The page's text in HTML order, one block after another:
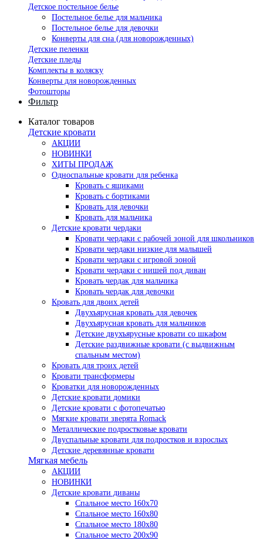
Детское постельное белье
Постельное белье для мальчика
Постельное белье для девочки
Конверты для сна (для новорожденных)
Детские пеленки
Детские пледы
Комплекты в коляску
Конверты для новорожденных
Фотошторы
Фильтр
Каталог товаров
Детские кровати
АКЦИИ
НОВИНКИ
ХИТЫ ПРОДАЖ
Односпальные кровати для ребенка
Кровать с ящиками
Кровать с бортиками
Кровать для девочки
Кровать для мальчика
Детские кровати чердаки
Кровати чердаки с рабочей зоной для школьников
Кровати чердаки низкие для малышей
Кровати чердаки с игровой зоной
Кровати чердаки с нишей под диван
Кровать чердак для мальчика
Кровать чердак для девочки
Кровать для двоих детей
Двухъярусная кровать для девочек
Двухъярусная кровать для мальчиков
Детские двухъярусные кровати со шкафом
Детские раздвижные кровати (с выдвижным
спальным местом)
Кровать для троих детей
Кровати трансформеры
Кроватки для новорожденных
Детские кровати домики
Детские кровати с фотопечатью
Мягкие кровати зверята Romack
Металлические подростковые кровати
Двуспальные кровати для подростков и взрослых
Детские деревянные кровати
Мягкая мебель
АКЦИИ
НОВИНКИ
Детские кровати диваны
Спальное место 160х70
Спальное место 160х80
Спальное место 180х80
Спальное место 200х90